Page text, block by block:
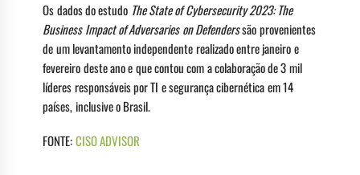
Os dados do estudo The State of Cybersecurity 2023: The
Business Impact of Adversaries on Defenderssão provenientes
de um levantamento independente realizado entre janeiro e
fevereiro deste ano e que contou com a colaboração de 3 mil
líderes responsáveis por TI e segurança cibernética em 14
países, inclusive o Brasil.
FONTE:CISO ADVISOR